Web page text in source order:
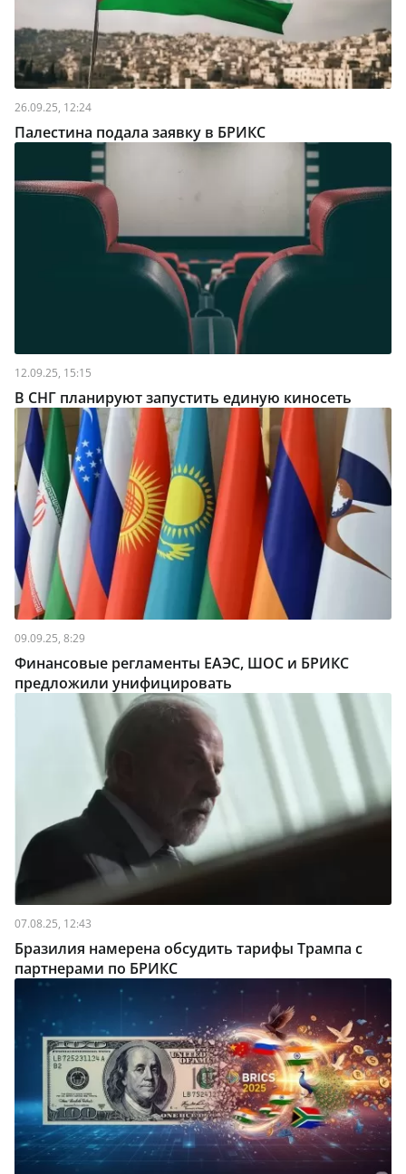
26.09.25, 12:24
Палестина подала заявку в БРИКС
12.09.25, 15:15
В СНГ планируют запустить единую киносеть
09.09.25, 8:29
Финансовые регламенты ЕАЭС, ШОС и БРИКС
предложили унифицировать
07.08.25, 12:43
Бразилия намерена обсудить тарифы Трампа с
партнерами по БРИКС